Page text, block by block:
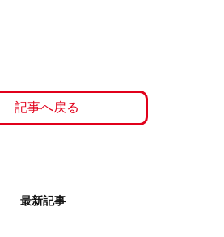
記事へ戻る
最新記事